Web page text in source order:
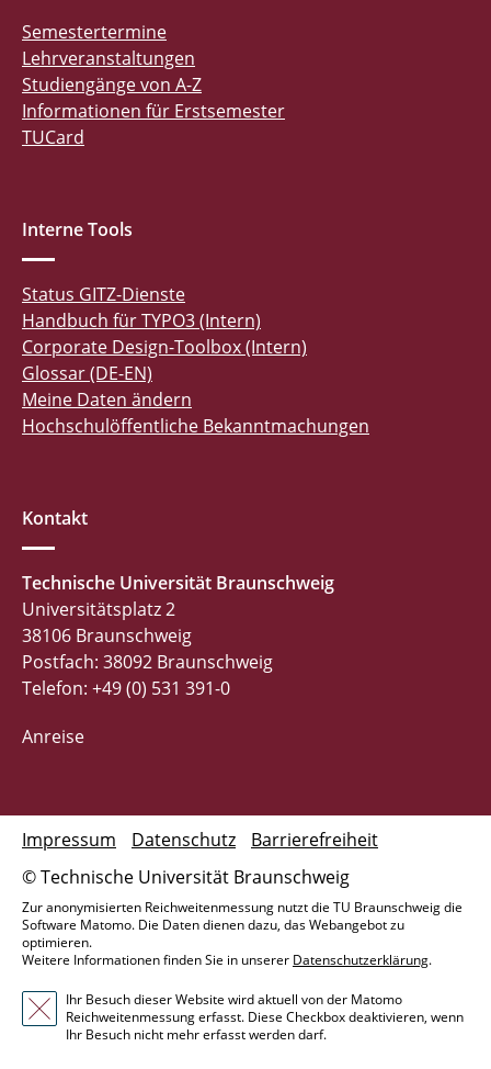
Semestertermine
Lehrveranstaltungen
Studiengänge von A-Z
Informationen für Erstsemester
TUCard
Interne Tools
Status GITZ-Dienste
Handbuch für TYPO3 (Intern)
Corporate Design-Toolbox (Intern)
Glossar (DE-EN)
Meine Daten ändern
Hochschulöffentliche Bekanntmachungen
Kontakt
Technische Universität Braunschweig
Universitätsplatz 2
38106 Braunschweig
Postfach: 38092 Braunschweig
Telefon: +49 (0) 531 391-0
Anreise
© Technische Universität Braunschweig
Impressum Datenschutz Barrierefreiheit
Zur anonymisierten Reichweitenmessung nutzt die TU Braunschweig die
Software Matomo. Die Daten dienen dazu, das Webangebot zu
optimieren.
Weitere Informationen finden Sie in unserer Datenschutzerklärung.
Ihr Besuch dieser Website wird aktuell von der Matomo
Reichweitenmessung erfasst. Diese Checkbox deaktivieren, wenn
Ihr Besuch nicht mehr erfasst werden darf.